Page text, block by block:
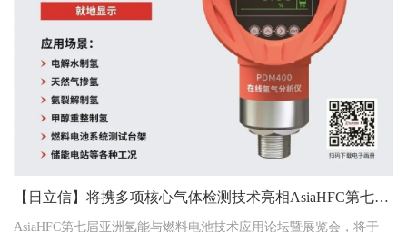
【日立信】将携多项核心气体检测技术亮相AsiaHFC第七届
AsiaHFC第七届亚洲氢能与燃料电池技术应用论坛暨展览会，将于